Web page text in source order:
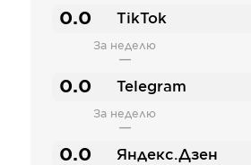
0.0 TikTok
За неделю
—
0.0 Telegram
За неделю
—
0.0 Яндекс.Дзен